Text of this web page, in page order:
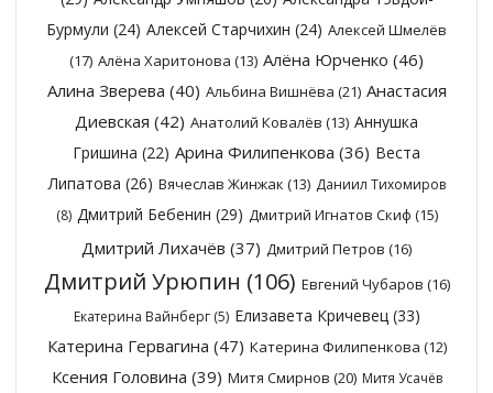
Бурмули (24) Алексей Старчихин (24) Алексей Шмелёв
(17) Алёна Харитонова (13) Алёна Юрченко (46)
Алина Зверева (40) Альбина Вишнёва (21) Анастасия
Диевская (42) Анатолий Ковалёв (13) Аннушка
Гришина (22) Арина Филипенкова (36) Веста
Липатова (26) Вячеслав Жинжак (13) Даниил Тихомиров
(8) Дмитрий Бебенин (29) Дмитрий Игнатов Скиф (15)
Дмитрий Лихачёв (37) Дмитрий Петров (16)
Дмитрий Урюпин (106) Евгений Чубаров (16)
Екатерина Вайнберг(5) Елизавета Кричевец(33)
Катерина Гервагина (47) Катерина Филипенкова (12)
Ксения Головина (39) Митя Смирнов (20) Митя Усачёв